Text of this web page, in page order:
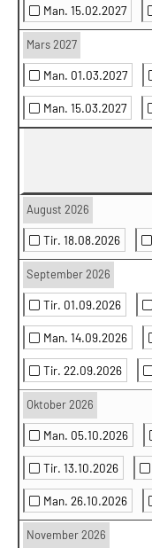
Man. 15.02.2027
Mars 2027
Man. 01.03.2027
Man. 15.03.2027
August 2026
Tir. 18.08.2026
September 2026
Tir. 01.09.2026
Man. 14.09.2026
Tir. 22.09.2026
Oktober 2026
Man. 05.10.2026
Tir. 13.10.2026
Man. 26.10.2026
November 2026